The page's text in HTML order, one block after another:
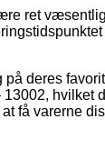
ret
deres
hvilket
få varerne